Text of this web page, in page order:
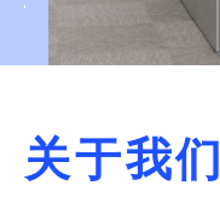
关于我们